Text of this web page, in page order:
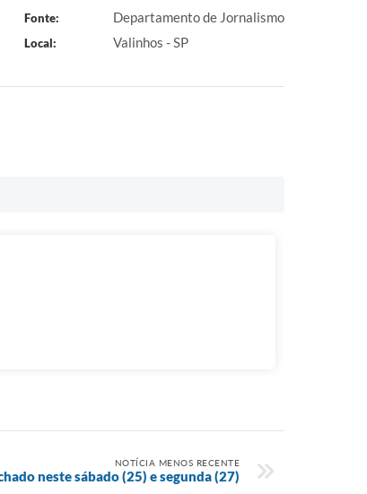
Fonte: Departamento de Jornalismo
Local: Valinhos - SP
NOTÍCIA MENOS RECENTE
neste sábado (25) e segunda (27)